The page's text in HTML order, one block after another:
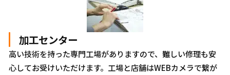
加工センター
高い技術を持った専門工場がありますので、難しい修理も安
心してお受けいただけます。工場と店舗はWEBカメラで繋が